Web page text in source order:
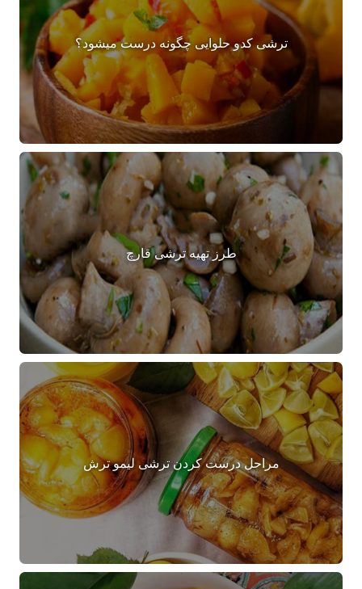
ترشی کدو حلوایی چگونه درست میشود؟
طرز تهیه ترشی قارچ
مراحل درست کردن ترشی لیمو ترش